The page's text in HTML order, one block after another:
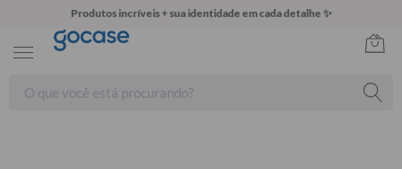
Produtos incríveis + sua identidade em cada detalhe ✨